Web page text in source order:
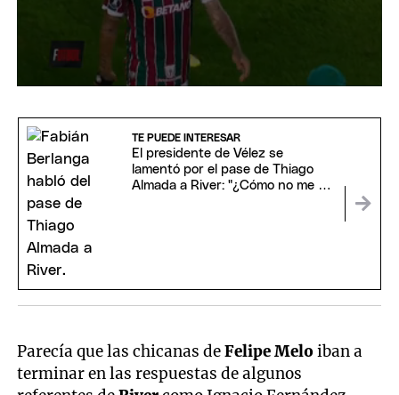
of
23
TE PUEDE INTERESAR
El presidente de Vélez se
lamentó por el pase de Thiago
Almada a River: "¿Cómo no me va
Parecía que las chicanas deFelipe Meloiban a
terminar en las respuestas de algunos